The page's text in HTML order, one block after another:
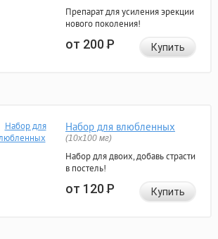
Препарат для усиления эрекции
нового поколения!
от 200Р Купить
Набор для влюбленных
(10х100 мг)
Набор для двоих, добавь страсти
в постель!
от 120Р Купить